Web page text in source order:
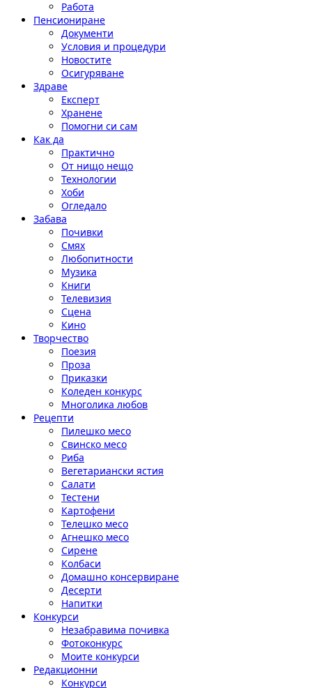
Работа
Пенсиониране
Документи
Условия и процедури
Новостите
Осигуряване
Здраве
Експерт
Хранене
Помогни си сам
Как да
Практично
От нищо нещо
Технологии
Хоби
Огледало
Забава
Почивки
Смях
Любопитности
Музика
Книги
Телевизия
Сцена
Кино
Творчество
Поезия
Проза
Приказки
Коледен конкурс
Многолика любов
Рецепти
Пилешко месо
Свинско месо
Риба
Вегетариански ястия
Салати
Тестени
Картофени
Телешко месо
Агнешко месо
Сирене
Колбаси
Домашно консервиране
Десерти
Напитки
Конкурси
Незабравима почивка
Фотоконкурс
Моите конкурси
Редакционни
Конкурси